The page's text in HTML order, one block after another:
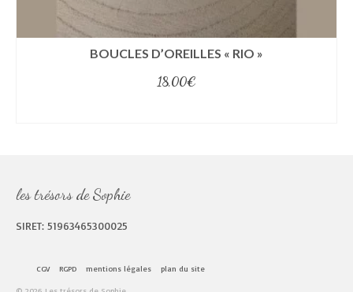
BOUCLES D’OREILLES « RIO »
18,00€
les trésors de Sophie
SIRET: 51963465300025
CGV RGPD mentions légales plan du site